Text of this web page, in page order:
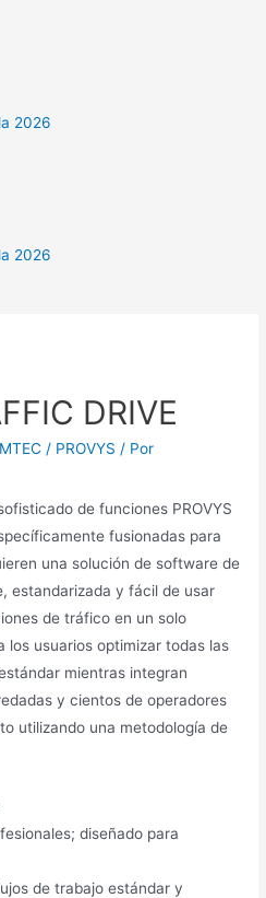
2026
2026
DRIVE
/ PROVYS / Por
de funciones PROVYS
fusionadas para
una solución de software de
estandarizada y fácil de usar
de tráfico en un solo
los usuarios optimizar todas las
mientras integran
y cientos de operadores
utilizando una metodología de
diseñado para
de trabajo estándar y